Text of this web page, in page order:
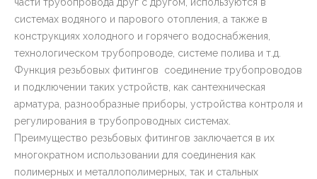
системах водяного и парового отопления, а также в
конструкциях холодного и горячего водоснабжения,
технологическом трубопроводе, системе полива и т.д.
Функция резьбовых фитингов соединение трубопроводов
и подключении таких устройств, как сантехническая
арматура, разнообразные приборы, устройства контроля и
регулирования в трубопроводных системах.
Преимущество резьбовых фитингов заключается в их
многократном использовании для соединения как
полимерных и металлополимерных, так и стальных